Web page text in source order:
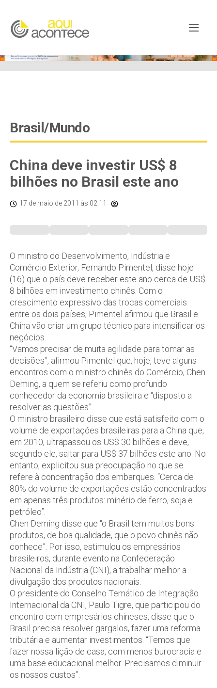
googleb82de9a22cec23e8.html
Brasil/Mundo
China deve investir US$ 8
bilhões no Brasil este ano
17 de maio de 2011 às 02:11
O ministro do Desenvolvimento, Indústria e
Comércio Exterior, Fernando Pimentel, disse hoje
(16) que o país deve receber este ano cerca de US$
8 bilhões em investimento chinês. Com o
crescimento expressivo das trocas comerciais
entre os dois países, Pimentel afirmou que Brasil e
China vão criar um grupo técnico para intensificar os
negócios.
“Vamos precisar de muita agilidade para tomar as
decisões”, afirmou Pimentel que, hoje, teve alguns
encontros com o ministro chinês do Comércio, Chen
Deming, a quem se referiu como profundo
conhecedor da economia brasileira e “disposto a
resolver as questões”.
O ministro brasileiro disse que está satisfeito com o
volume de exportações brasileiras para a China que,
em 2010, ultrapassou os US$ 30 bilhões e deve,
segundo ele, saltar para US$ 37 bilhões este ano. No
entanto, explicitou sua preocupação no que se
refere à concentração dos embarques. “Cerca de
80% do volume de exportações estão concentrados
em apenas três produtos: minério de ferro, soja e
petróleo”.
Chen Deming disse que “o Brasil tem muitos bons
produtos, de boa qualidade, que o povo chinês não
conhece”. Por isso, estimulou os empresários
brasileiros, durante evento na Confederação
Nacional da Indústria (CNI), a trabalhar melhor a
divulgação dos produtos nacionais.
O presidente do Conselho Temático de Integração
Internacional da CNI, Paulo Tigre, que participou do
encontro com empresários chineses, disse que o
Brasil precisa resolver gargalos, fazer uma reforma
tributária e aumentar investimentos. “Temos que
fazer nossa lição de casa, com menos burocracia e
uma base educacional melhor. Precisamos diminuir
os nossos custos”.